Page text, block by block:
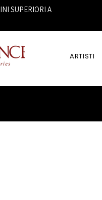
SUPERIORI A
ARTISTI